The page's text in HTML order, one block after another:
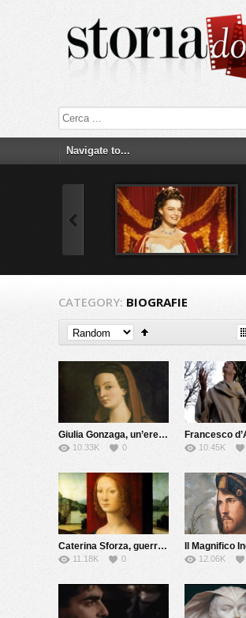
CATEGORY: BIOGRAFIE
Giulia Gonzaga, un’eretica del Cinquecento
10.33K 0
Francesco
10.45K
Caterina Sforza, guerriera e alchimista
11.18K 0 12.06K